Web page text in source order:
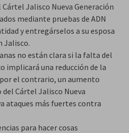
Jalisco Nueva Generación
mediante pruebas de ADN
y entregárselos a su esposa
Jalisco.
no están clara si la falta del
implicará una reducción de la
el contrario, un aumento
Cártel Jalisco Nueva
ataques más fuertes contra
para hacer cosas